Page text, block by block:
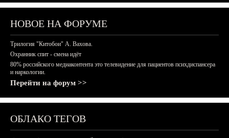
НОВОЕ НА ФОРУМЕ
Трилогия "Китобои" А. Вахова.
Охранник спит - смена идёт
80% российского медиаконтента это телевидение для пациентов психдиспансера
и наркологии.
Перейти на форум >>
ОБЛАКО ТЕГОВ